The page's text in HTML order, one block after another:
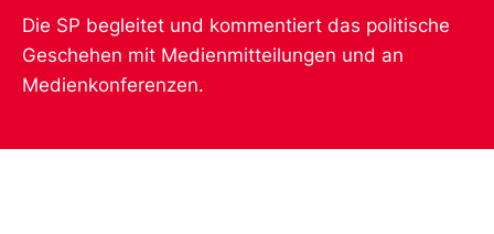
Die SP begleitet und kommentiert das politische
Geschehen mit Medienmitteilungen und an
Medienkonferenzen.